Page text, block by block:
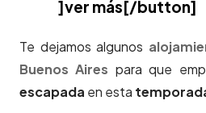
]ver más[/button]
Te dejamos algunos
Buenos Aires para que
escapada en esta